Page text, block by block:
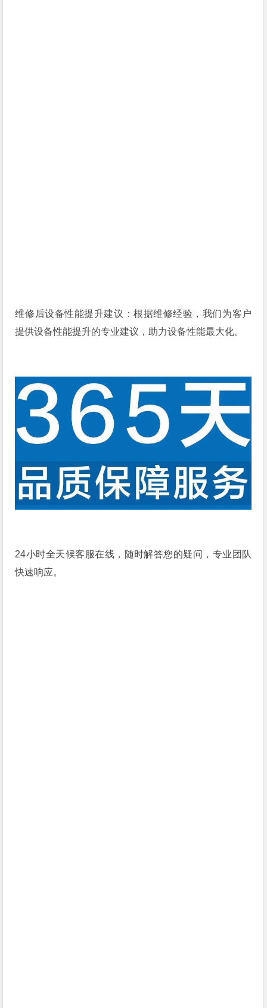
维修后设备性能提升建议：根据维修经验，我们为客户
提供设备性能提升的专业建议，助力设备性能最大化。
24小时全天候客服在线，随时解答您的疑问，专业团队
快速响应。